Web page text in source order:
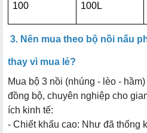
100
100L
3. Nên mua theo bộ nồi nấu
thay vì mua lẻ?
Mua bộ 3 nồi (nhúng - lèo -
đồng bộ, chuyên nghiệp cho
ích kinh tế:
- Chiết khấu cao: Như đã thống